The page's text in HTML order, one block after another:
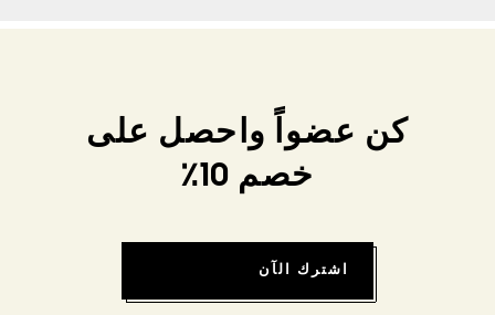
كن عضواً واحصل على
خصم 10٪
اشترك الآن